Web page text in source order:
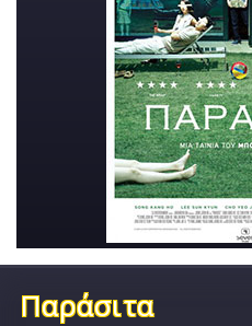
Παράσιτα